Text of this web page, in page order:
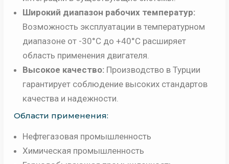
Широкий диапазон рабочих температур:
Возможность эксплуатации в температурном
диапазоне от -30°C до +40°C расширяет
область применения двигателя.
Высокое качество:Производство в Турции
гарантирует соблюдение высоких стандартов
качества и надежности.
Области применения:
Нефтегазовая промышленность
Химическая промышленность